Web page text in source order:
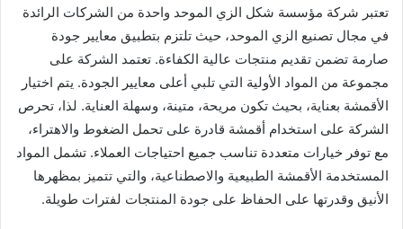
تعتبر شركة مؤسسة شكل الزي الموحد واحدة من الشركات الرائدة
في مجال تصنيع الزي الموحد، حيث تلتزم بتطبيق معايير جودة
صارمة تضمن تقديم منتجات عالية الكفاءة. تعتمد الشركة على
مجموعة من المواد الأولية التي تلبي أعلى معايير الجودة. يتم اختيار
الأقمشة بعناية، بحيث تكون مريحة، متينة، وسهلة العناية. لذا، تحرص
الشركة على استخدام أقمشة قادرة على تحمل الضغوط والاهتراء،
مع توفر خيارات متعددة تناسب جميع احتياجات العملاء. تشمل المواد
المستخدمة الأقمشة الطبيعية والاصطناعية، والتي تتميز بمظهرها
الأنيق وقدرتها على الحفاظ على جودة المنتجات لفترات طويلة.